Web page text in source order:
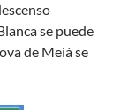
se puede
de Meià se